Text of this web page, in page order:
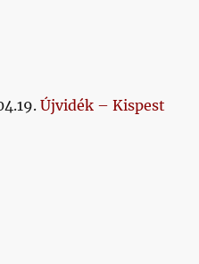
Újvidék – Kispest